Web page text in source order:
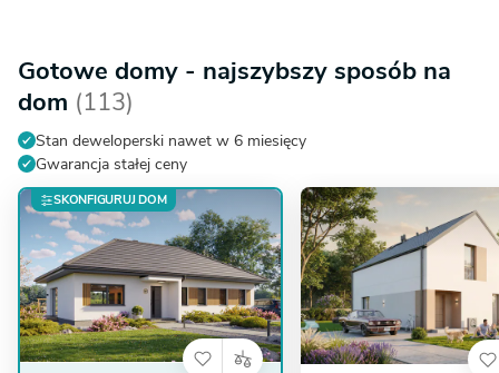
Gotowe domy - najszybszy sposób na
dom (113)
Stan deweloperski nawet w 6 miesięcy
Gwarancja stałej ceny
SKONFIGURUJ DOM